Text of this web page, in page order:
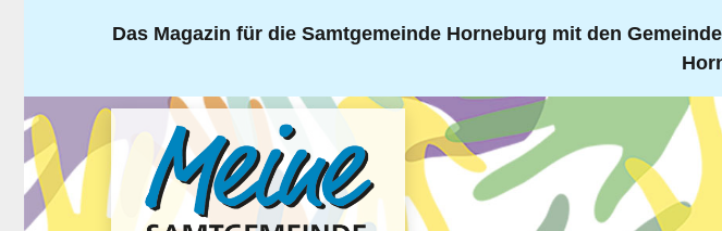
Das Magazin für die Samtgemeinde Horneburg mit den